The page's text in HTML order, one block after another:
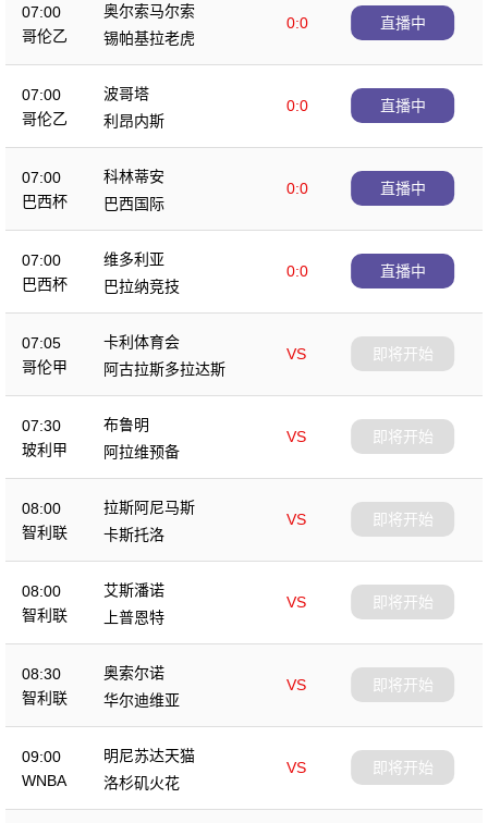
07:00
哥伦乙
奥尔索马尔索
0:0
锡帕基拉老虎
直播中
07:00
哥伦乙
波哥塔
0:0
利昂内斯
直播中
07:00
巴西杯
科林蒂安
0:0
巴西国际
直播中
07:00
巴西杯
维多利亚
0:0
巴拉纳竞技
直播中
07:05
哥伦甲
卡利体育会
VS
阿古拉斯多拉达斯
即将开始
07:30
玻利甲
布鲁明
VS
阿拉维预备
即将开始
08:00
智利联
拉斯阿尼马斯
VS
卡斯托洛
即将开始
08:00
智利联
艾斯潘诺
VS
上普恩特
即将开始
08:30
智利联
奥索尔诺
VS
华尔迪维亚
即将开始
09:00
WNBA
明尼苏达天猫
VS
洛杉矶火花
即将开始